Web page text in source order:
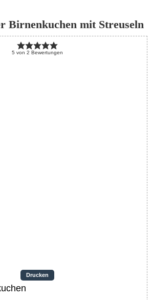
Birnenkuchen mit Streuseln
5 von 2 Bewertungen
Drucken